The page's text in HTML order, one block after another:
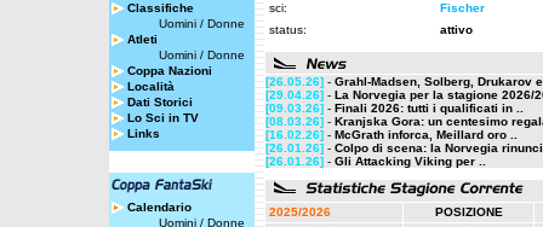
Classifiche
Uomini / Donne
Atleti
Uomini / Donne
Coppa Nazioni
Località
Dati Storici
Lo Sci in TV
Links
Calendario
Uomini / Donne
sci:
Fischer
status:
attivo
[26.05.26] - Grahl-Madsen, Solberg, Drukarov
[29.04.26] - La Norvegia per la stagione 2026/
[09.03.26] - Finali 2026: tutti i qualificati in ..
[08.03.26] - Kranjska Gora: un centesimo
[16.02.26] - McGrath inforca, Meillard oro ..
[26.01.26] - Colpo di scena: la Norvegia
[26.01.26] - Gli Attacking Viking per ..
2025/2026
POSIZIONE